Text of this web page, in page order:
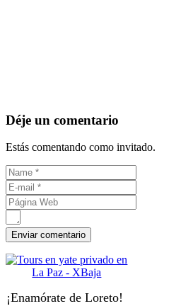
Déje un comentario
Estás comentando como invitado.
¡Enamórate de Loreto!